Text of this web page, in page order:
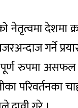
देशमा
गर्ने
पूर्ण रुपमा